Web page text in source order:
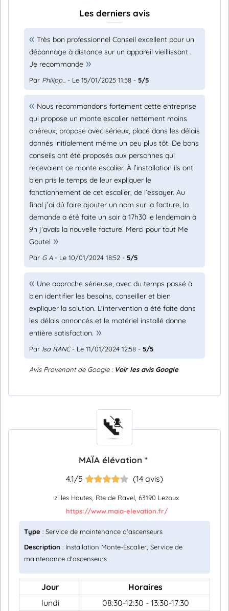
Les derniers avis
Très bon professionnel Conseil excellent pour un
dépannage à distance sur un appareil vieillissant .
Je recommande
Par Philipp... - Le 15/01/2025 11:58 - 5/5
Nous recommandons fortement cette entreprise
qui propose un monte escalier nettement moins
onéreux, propose avec sérieux, placé dans les délais
donnés initialement même un peu plus tôt. De bons
conseils ont été proposés aux personnes qui
recevaient ce monte escalier. À l’installation ils ont
bien pris le temps de leur expliquer le
fonctionnement de cet escalier, de l’essayer. Au
final j’ai dû faire ajouter un nom sur la facture, la
demande a été faite un soir à 17h30 le lendemain à
9h j’avais la nouvelle facture. Merci pour tout Me
Goutel
Par G A - Le 10/01/2024 18:52 - 5/5
Une approche sérieuse, avec du temps passé à
bien identifier les besoins, conseiller et bien
expliquer la solution. L'intervention a été faite dans
les délais annoncés et le matériel installé donne
entière satisfaction.
Par Isa RANC- Le 11/01/2024 12:58 - 5/5
Avis Provenant de Google : Voir les avis Google
MAÏA élévation *
4.1/5 (14 avis)
zi les Hautes, Rte de Ravel, 63190 Lezoux
https://www.maia-elevation.fr/
Type : Service de maintenance d'ascenseurs
Description : Installation Monte-Escalier, Service de
maintenance d'ascenseurs
Jour
Horaires
lundi
08:30-12:30 - 13:30-17:30